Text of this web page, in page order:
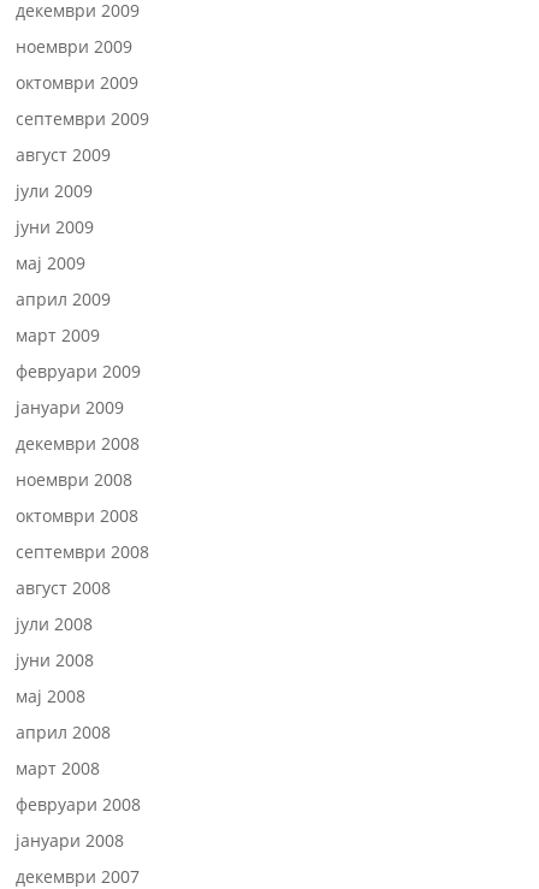
декември 2009
ноември 2009
октомври 2009
септември 2009
август 2009
јули 2009
јуни 2009
мај 2009
април 2009
март 2009
февруари 2009
јануари 2009
декември 2008
ноември 2008
октомври 2008
септември 2008
август 2008
јули 2008
јуни 2008
мај 2008
април 2008
март 2008
февруари 2008
јануари 2008
декември 2007